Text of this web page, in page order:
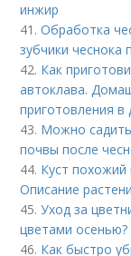
инжир
41.Обработка
зубчики чеснока
42. Как
автоклава.
приготовления
43. Можно
почвы после
44. Куст
Описание
45.Уход за
цветами осенью?
46. Как быстро